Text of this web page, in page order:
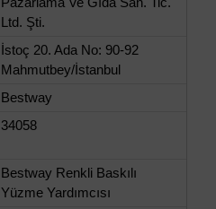
Ltd. Şti.
İstoç 20. Ada No: 90-92
Mahmutbey/İstanbul
Bestway
34058
Bestway Renkli Baskılı
Yüzme Yardımcısı